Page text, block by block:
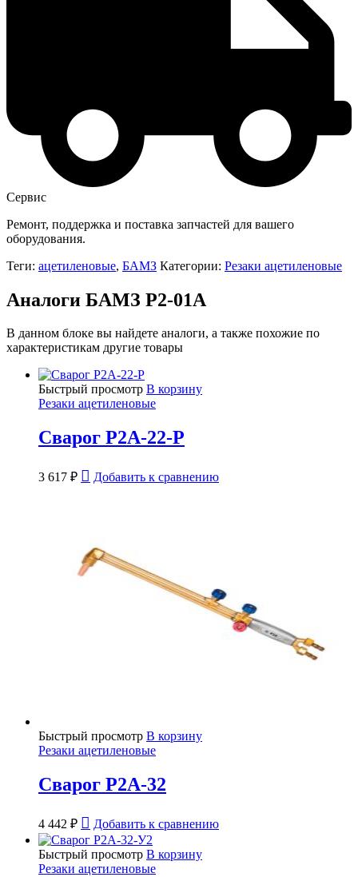
Сервис
Ремонт, поддержка и поставка запчастей для вашего
оборудования.
Теги: ацетиленовые, БАМЗ Категории: Резаки ацетиленовые
Аналоги БАМЗ Р2-01А
В данном блоке вы найдете аналоги, а также похожие по
характеристикам другие товары
Быстрый просмотр В корзину
Резаки ацетиленовые
Сварог Р2А-22-Р
3 617 ₽ Добавить к сравнению
Быстрый просмотр В корзину
Резаки ацетиленовые
Сварог Р2А-32
4 442 ₽ Добавить к сравнению
Быстрый просмотр В корзину
Резаки ацетиленовые